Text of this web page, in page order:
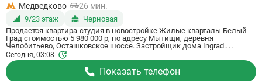
Медведково
26 мин.
9/23 этаж
Черновая
Продается квартира-студия в новостройке Жилые кварталы Белый
Град стоимостью 5 980 000 р, по адресу Мытищи, деревня
Челобитьево, Осташковское шоссе. Застройщик дома Ingrad.
Квартира сдается в III квартале 2026 года с черновой отделкой, в 26
минутах на машине от станции метро Медведково. Общая площадь
квартиры - 21.1 м². Этаж 9 из 23. ID квартиры на СтройкиРУ 759002,
скажите его когда будете звонить.
Сегодня, 03:08
Показать телефон